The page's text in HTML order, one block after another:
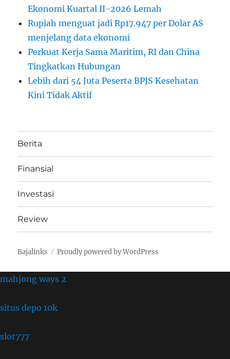
Ekonomi Kuartal II-2026 Lemah
Rupiah menguat jadi Rp17.947 per Dolar AS
menjelang data ekonomi
Perkuat Kerja Sama Maritim, RI dan China
Tingkatkan Hubungan
Lebih dari 54 Juta Peserta BPJS Kesehatan
Kini Tidak Aktif
Berita
Finansial
Investasi
Review
Bajalinks Proudly powered by WordPress
mahjong ways 2
situs depo 10k
slot777